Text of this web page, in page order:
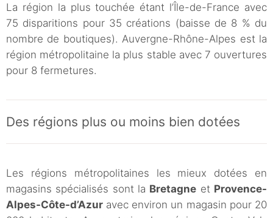
La région la plus touchée étant l’Île-de-France avec
75 disparitions pour 35 créations (baisse de 8 % du
nombre de boutiques). Auvergne-Rhône-Alpes est la
région métropolitaine la plus stable avec 7 ouvertures
pour 8 fermetures.
Des régions plus ou moins bien dotées
Les régions métropolitaines les mieux dotées en
magasins spécialisés sont la Bretagne et Provence-
Alpes-Côte-d’Azur avec environ un magasin pour 20